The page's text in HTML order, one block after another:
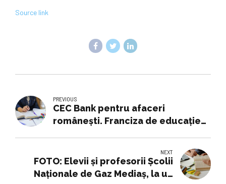
Source link
PREVIOUS
CEC Bank pentru afaceri
româneşti. Franciza de educaţie
NEXT
FOTO: Elevii și profesorii Școlii
Naționale de Gaz Mediaș, la un